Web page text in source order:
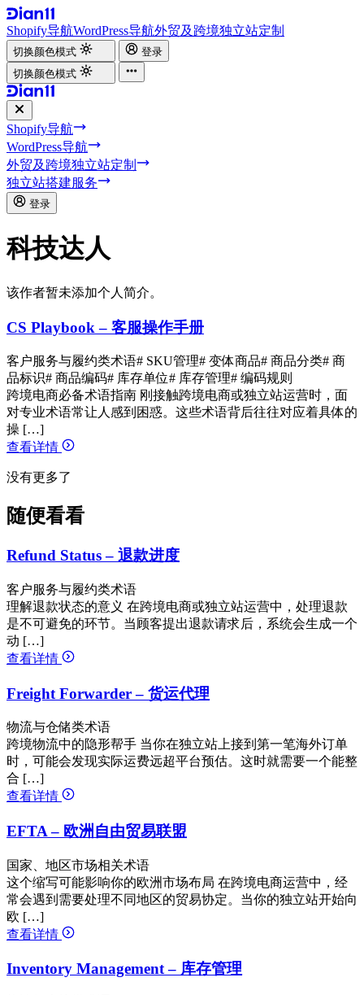
Shopify导航WordPress导航外贸及跨境独立站定制
切换颜色模式
登录
切换颜色模式
Shopify导航
WordPress导航
外贸及跨境独立站定制
独立站搭建服务
登录
科技达人
该作者暂未添加个人简介。
CS Playbook – 客服操作手册
客户服务与履约类术语# SKU管理# 变体商品# 商品分类# 商
品标识# 商品编码# 库存单位# 库存管理# 编码规则
跨境电商必备术语指南 刚接触跨境电商或独立站运营时，面
对专业术语常让人感到困惑。这些术语背后往往对应着具体的
操 […]
查看详情
没有更多了
随便看看
Refund Status – 退款进度
客户服务与履约类术语
理解退款状态的意义 在跨境电商或独立站运营中，处理退款
是不可避免的环节。当顾客提出退款请求后，系统会生成一个
动 […]
查看详情
Freight Forwarder – 货运代理
物流与仓储类术语
跨境物流中的隐形帮手 当你在独立站上接到第一笔海外订单
时，可能会发现实际运费远超平台预估。这时就需要一个能整
合 […]
查看详情
EFTA – 欧洲自由贸易联盟
国家、地区市场相关术语
这个缩写可能影响你的欧洲市场布局 在跨境电商运营中，经
常会遇到需要处理不同地区的贸易协定。当你的独立站开始向
欧 […]
查看详情
Inventory Management – 库存管理